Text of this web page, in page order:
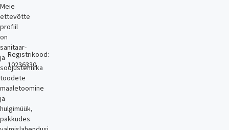
Meie
ettevõtte
profiil
on
sanitaar-
ja
soojustehnika
toodete
maaletoomine
ja
hulgimüük,
pakkudes
Registrikood:
10236330